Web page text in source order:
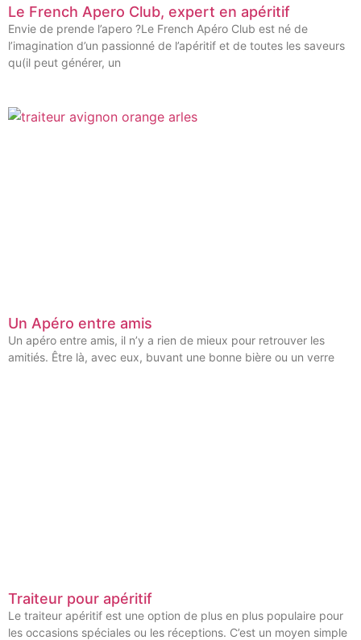
Le French Apero Club, expert en apéritif
Envie de prende l’apero ?Le French Apéro Club est né de
l’imagination d’un passionné de l’apéritif et de toutes les saveurs
qu(il peut générer, un
Un Apéro entre amis
Un apéro entre amis, il n’y a rien de mieux pour retrouver les
amitiés. Être là, avec eux, buvant une bonne bière ou un verre
Traiteur pour apéritif
Le traiteur apéritif est une option de plus en plus populaire pour
les occasions spéciales ou les réceptions. C’est un moyen simple